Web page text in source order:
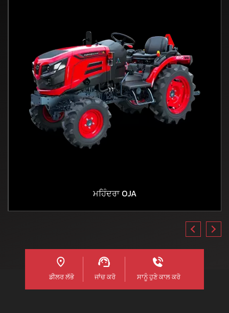
ਮਹਿੰਦਰਾ OJA
ਡੀਲਰ ਲੱਭੋ ਜਾਂਚ ਕਰੋ ਸਾਨੂੰ ਹੁਣੇ ਕਾਲ ਕਰੋ